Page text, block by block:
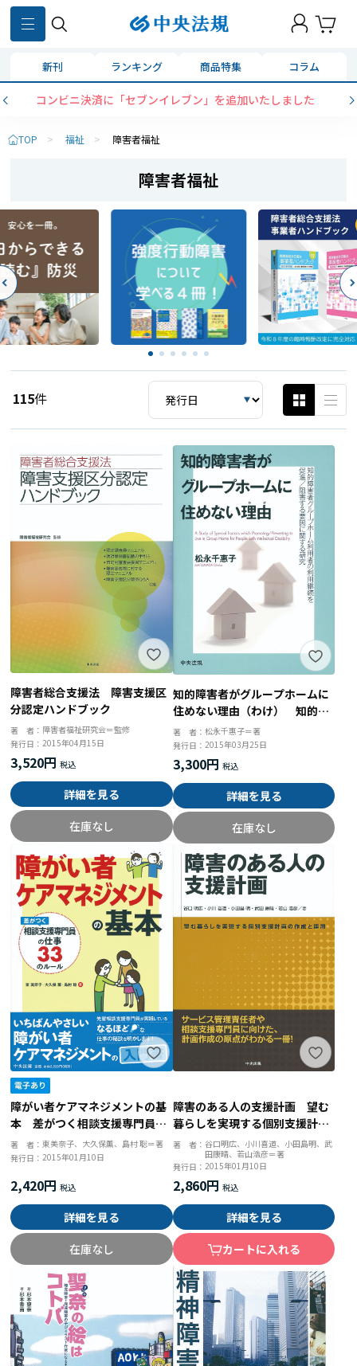
新刊 ランキング 商品特集 コラム
済に「セブンイレブン」を追加いたしました 【
TOP > 福祉 > 障害者福祉
障害者福祉
115件
障害者総合支援法 障害支援区
分認定ハンドブック
著 者： 障害者福祉研究会＝監修
発行日：2015年04月15日
3,520円
詳細を見る
在庫なし
知的障害者がグループホームに
住めない理由（わけ） 知的障
害者グループホーム利用者の利
用継続を促進／阻害する要因に
関する研究
著 者： 松永千惠子＝著
発行日： 2015年03月25日
3,300円
詳細を見る
在庫なし
障がい者ケアマネジメントの基
本 差がつく相談支援専門員の
仕事３３のルール
著 者：東美奈子、大久保薫、島村 聡＝著
発行日：2015年01月10日
2,420円
詳細を見る
在庫なし
障害のある人の支援計画 望む
暮らしを実現する個別支援計画
の作成と運用
著 者： 谷口明広、小川喜道、小田島明、武
田康晴、若山浩彦＝著
発行日： 2015年01月10日
2,860円
詳細を見る
カートに入れる